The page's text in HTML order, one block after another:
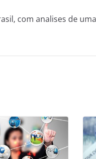
com analises de